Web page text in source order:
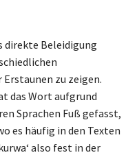
direkte Beleidigung
zu zeigen.
das Wort aufgrund
Sprachen Fuß gefasst,
es häufig in den Texten
also fest in der